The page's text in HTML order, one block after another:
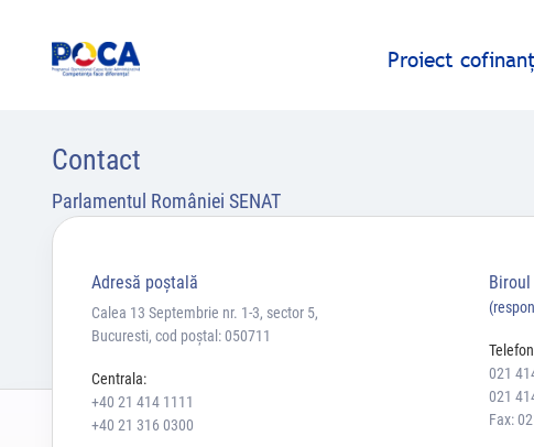
Proiect
Contact
Parlamentul României SENAT
Adresă poştală
Calea 13 Septembrie nr. 1-3, sector 5,
Bucuresti, cod poștal: 050711
Centrala:
+40 21 414 1111
+40 21 316 0300
021
021
Fax: